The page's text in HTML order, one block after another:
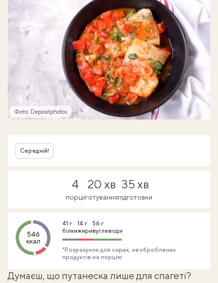
Фото: Depositphotos
Середній!
4
порції
20 хв
готування
35 хв
підготовки
546
ккал
41 г
білки
14 г
жири
56 г
вуглеводи
*Розрахунок для сирих, необроблених
продуктів на порцію
Думаєш, що путанеска лише для спагеті?